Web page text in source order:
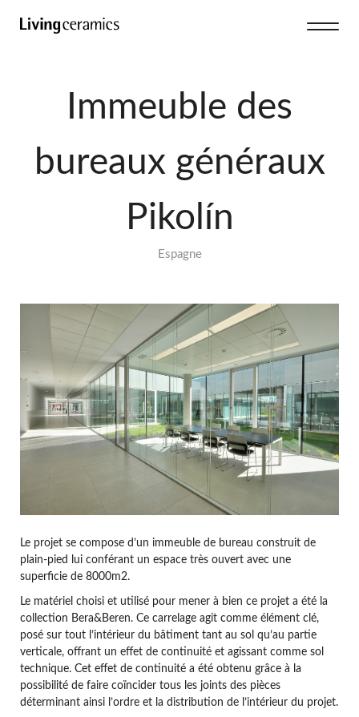
Immeuble des
bureaux généraux
Pikolín
Espagne
Le projet se compose d’un immeuble de bureau construit de
plain-pied lui conférant un espace très ouvert avec une
superficie de 8000m2.
Le matériel choisi et utilisé pour mener à bien ce projet a été la
collection Bera&Beren. Ce carrelage agit comme élément clé,
posé sur tout l’intérieur du bâtiment tant au sol qu’au partie
verticale, offrant un effet de continuité et agissant comme sol
technique. Cet effet de continuité a été obtenu grâce à la
possibilité de faire coïncider tous les joints des pièces
déterminant ainsi l’ordre et la distribution de l’intérieur du projet.